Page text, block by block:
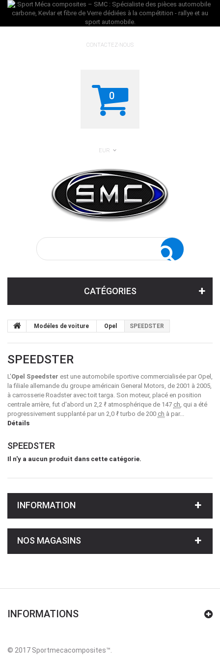
CONTACTEZ-NOUS
0
EUR
CATÉGORIES
Modéles de voiture Opel SPEEDSTER
SPEEDSTER
L'Opel Speedster est une automobile sportive commercialisée par Opel ,
la filiale allemande du groupe américain General Motors, de 2001 à 2005,
à carrosserie Roadster avec toit targa. Son moteur, placé en position
centrale arrière, fut d'abord un 2,2 ℓ atmosphérique de 147 ch, qui a été
progressivement supplanté par un 2,0 ℓ turbo de 200 ch à par...
Détails
SPEEDSTER
Il n'y a aucun produit dans cette catégorie.
INFORMATION
NOS MAGASINS
INFORMATIONS
© 2017 Sportmecacomposites™